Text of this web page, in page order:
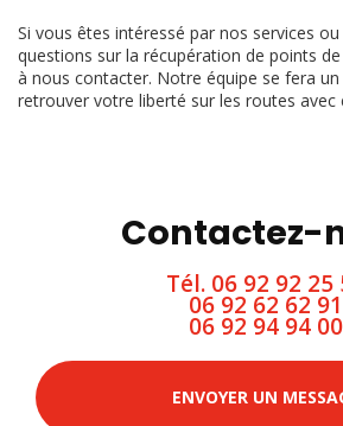
Si vous êtes intéressé par nos services
questions sur la récupération de points
à nous contacter. Notre équipe se fera
retrouver votre liberté sur les routes avec
Contactez-
Tél. 06 92 92 25
06 92 62 62 91
06 92 94 94 00
ENVOYER UN